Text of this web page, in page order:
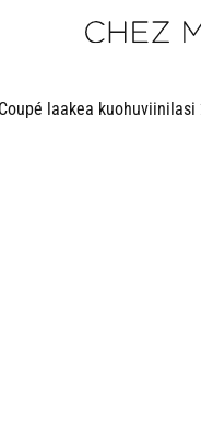
laakea kuohuviinilasi